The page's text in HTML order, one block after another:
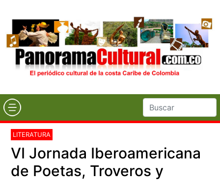
LITERATURA
VI Jornada Iberoamericana
de Poetas, Troveros y